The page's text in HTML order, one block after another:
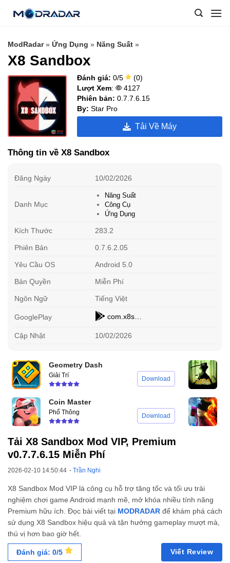
ModRadar» Ứng Dụng » Năng Suất »
X8 Sandbox
Đánh giá: 0/5
(0)
Lượt Xem:
4127
Phiên bản: 0.7.7.6.15
By: Star Pro
Tải Về Máy
Thông tin về X8 Sandbox
Đăng Ngày 10/02/2026
Danh Mục
Năng Suất
Công Cụ
Ứng Dụng
Kích Thước 283.2
Phiên Bản 0.7.6.2.05
Yêu Cầu OS Android 5.0
Bản Quyền Miễn Phí
Ngôn Ngữ Tiếng Việt
GooglePlay
Cập Nhật 10/02/2026
Geometry Dash
Giải Trí Download
Coin Master
Phổ Thông Download
Tải X8 Sandbox Mod VIP, Premium
v0.7.7.6.15 Miễn Phí
2026-02-10 14:50:44 - Trần Nghi
X8 Sandbox Mod VIP là công cụ hỗ trợ tăng tốc và tối ưu trải
nghiệm chơi game Android mạnh mẽ, mở khóa nhiều tính năng
Premium hữu ích. Đọc bài viết tại MODRADAR để khám phá cách
sử dụng X8 Sandbox hiệu quả và tận hưởng gameplay mượt mà,
thú vị hơn bao giờ hết.
Đánh giá: 0/5 Viết Review